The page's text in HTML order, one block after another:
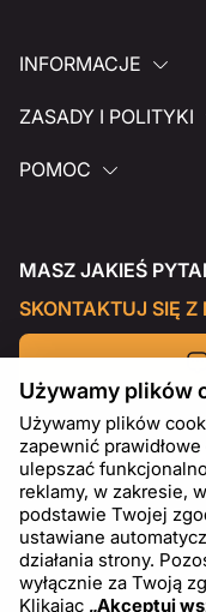
INFORMACJE
ZASADY I POLITYKI
POMOC
MASZ JAKIEŚ
SKONTAKTUJ SIĘ Z
Używamy plików
Używamy plików
zapewnić
ulepszać
reklamy, w zakresie,
podstawie Twojej
ustawiane
działania strony.
wyłącznie za Twoją
Klikając „Akceptuj